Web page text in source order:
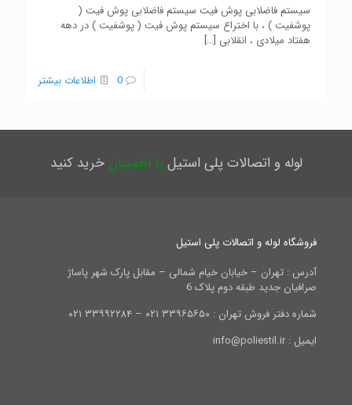
سیستم فاضلابی پوش فیت سیستم فاضلابی پوش فیت (
پوشفیت ) ، با اختراع سیستم پوش فیت ( پوشفیت ) در دهه
هفتاد میلادی ، انقلابی […]
0 اطلاعات بیشتر
لوله و اتصالات پلی استیل با اطمینانخرید کنید
فروشگاه لوله و اتصالات پلی استیل
آدرس : تهران – خیابان خیام شمالی – مقابل پارک شهر پاساژ
صرافیان جدید طبقه دوم پلاک 6
شماره دفتر فروش تهران : ۳۳۹۶۵۶۵۰ ۰۲۱ – ۳۳۹۹۲۲۸۴ ۰۲۱
ایمیل : info@poliestil.ir